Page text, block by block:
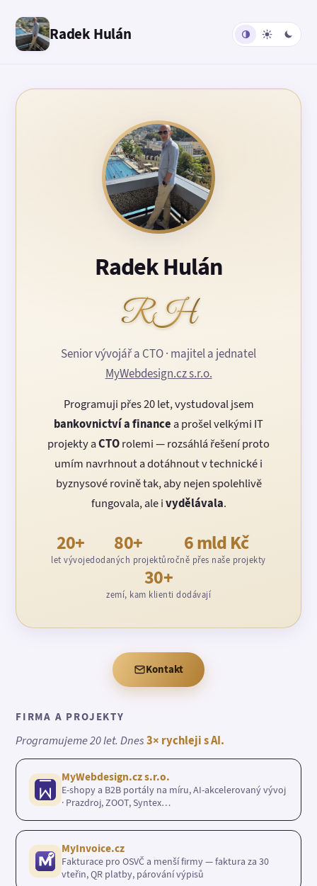
Radek Hulán
Radek Hulán
RH
Senior vývojář a CTO · majitel a jednatel
MyWebdesign.cz s.r.o.
Programuji přes 20 let, vystudoval jsem
bankovnictví a finance a prošel velkými IT
projekty aCTOrolemi — rozsáhlá řešení proto
umím navrhnout a dotáhnout v technické i
byznysové rovině tak, aby nejen spolehlivě
fungovala, ale ivydělávala.
20+
let vývoje
80+
dodaných projektů
6 mld Kč
ročně přes naše projekty
30+
zemí, kam klienti dodávají
Kontakt
FIRMA A PROJEKTY
Programujeme 20 let. Dnes3× rychleji s AI.
MyWebdesign.cz s.r.o.
E-shopy a B2B portály na míru, AI-akcelerovaný vývoj
· Prazdroj, ZOOT, Syntex…
MyInvoice.cz
Fakturace pro OSVČ a menší firmy — faktura za 30
vteřin, QR platby, párování výpisů